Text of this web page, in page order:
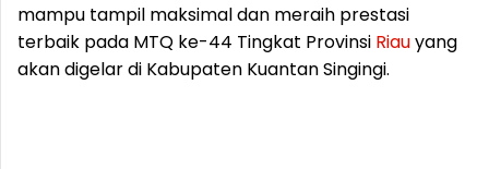
mampu tampil maksimal dan meraih prestasi
terbaik pada MTQ ke-44 Tingkat Provinsi Riauyang
akan digelar di Kabupaten Kuantan Singingi.